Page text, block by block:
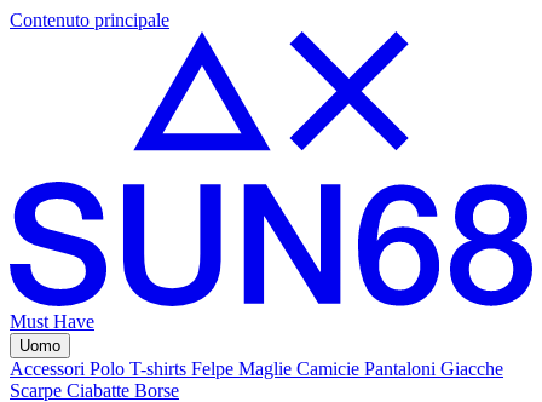
Contenuto principale
Must Have
Uomo
Accessori Polo T-shirts Felpe Maglie Camicie Pantaloni Giacche
Scarpe Ciabatte Borse